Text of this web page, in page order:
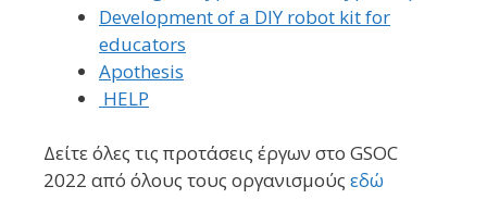
Development of a DIY robot kit for
educators
Apothesis
HELP
Δείτε όλες τις προτάσεις έργων στο GSOC
2022 από όλους τους οργανισμούς εδώ